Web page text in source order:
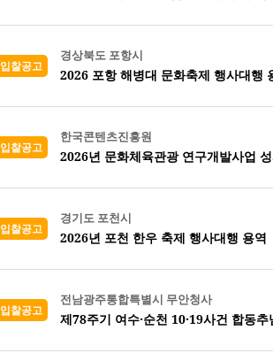
입찰공고
경상북도 포항시
2026 포항 해병대 문화축제 행사대행
입찰공고
한국콘텐츠진흥원
2026년 문화체육관광 연구개발사업
입찰공고
경기도 포천시
2026년 포천 한우 축제 행사대행 용역
입찰공고
전남광주통합특별시 무안청사
제78주기 여수·순천 10·19사건 합동